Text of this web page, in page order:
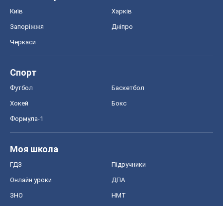
Київ Харків
Запоріжжя Дніпро
Черкаси
Спорт
Футбол Баскетбол
Хокей Бокс
Формула-1
Моя школа
ГДЗ Підручники
Онлайн уроки ДПА
ЗНО НМТ